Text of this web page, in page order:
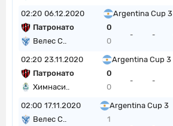
02:20 06.12.2020
Argentina Cup 3
Патронато
0
Велес С..
0
- -
02:20 23.11.2020
Argentina Cup 3
Патронато
0
Химнаси..
0
- -
02:00 17.11.2020
Argentina Cup 3
Велес С..
1